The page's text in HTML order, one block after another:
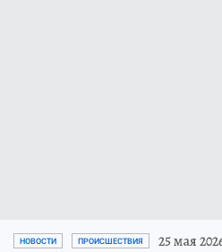
НОВОСТИ ПРОИСШЕСТВИЯ 25 мая